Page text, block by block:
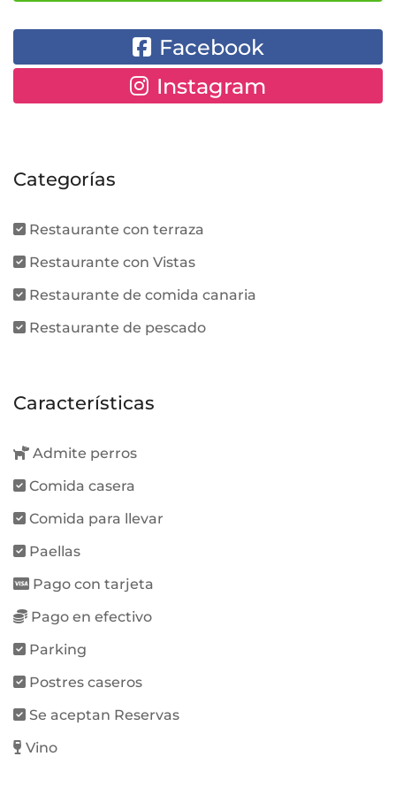
Facebook
Instagram
Categorías
Restaurante con terraza
Restaurante con Vistas
Restaurante de comida canaria
Restaurante de pescado
Características
Admite perros
Comida casera
Comida para llevar
Paellas
Pago con tarjeta
Pago en efectivo
Parking
Postres caseros
Se aceptan Reservas
Vino